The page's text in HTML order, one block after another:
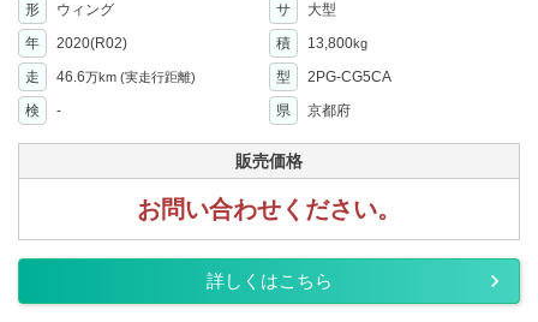
形 ウィング サ
大型
年
2020(R02) 積 13,800kg
走 46.6万km (実走行距離) 型
2PG-CG5CA
検
- 県 京都府
販売価格
お問い合わせください。
詳しくはこちら